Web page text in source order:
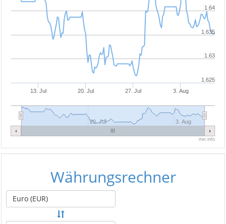
13. Jul 20. Jul 27. Jul 3. Aug
20. Jul 3. Aug
1.625
1.63
1.635
1.64
rter.info
Währungsrechner
Euro (EUR)